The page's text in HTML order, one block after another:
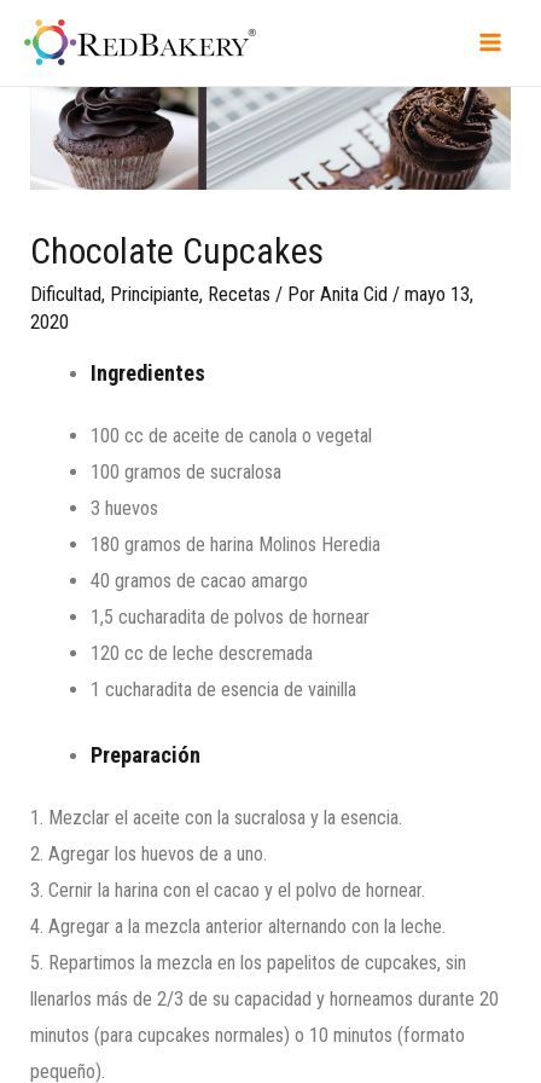
Chocolate Cupcakes
Dificultad, Principiante, Recetas / PorAnita Cid /mayo 13,
2020
Ingredientes
100 cc de aceite de canola o vegetal
100 gramos de sucralosa
3 huevos
180 gramos de harina Molinos Heredia
40 gramos de cacao amargo
1,5 cucharadita de polvos de hornear
120 cc de leche descremada
1 cucharadita de esencia de vainilla
Preparación
1. Mezclar el aceite con la sucralosa y la esencia.
2. Agregar los huevos de a uno.
3. Cernir la harina con el cacao y el polvo de hornear.
4. Agregar a la mezcla anterior alternando con la leche.
5. Repartimos la mezcla en los papelitos de cupcakes, sin
llenarlos más de 2/3 de su capacidad y horneamos durante 20
minutos (para cupcakes normales) o 10 minutos (formato
pequeño).